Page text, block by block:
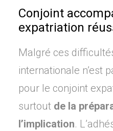
Conjoint
expatriation
Malgré ces
internationale n’est
pour le conjoint
surtout de la
l’implication.